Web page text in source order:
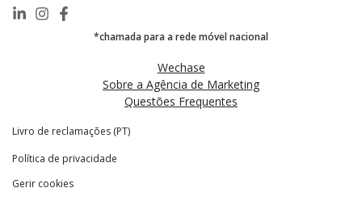
*chamada para a rede móvel nacional
Wechase
Sobre a Agência de Marketing
Questões Frequentes
Livro de reclamações (PT)
Política de privacidade
Gerir cookies